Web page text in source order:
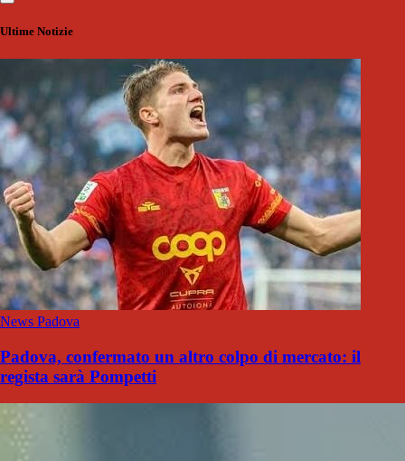
Ultime Notizie
News Padova
Padova, confermato un altro colpo di mercato: il
regista sarà Pompetti